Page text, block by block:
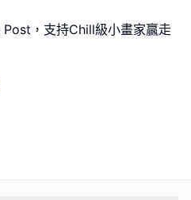
，支持Chill級小畫家贏走